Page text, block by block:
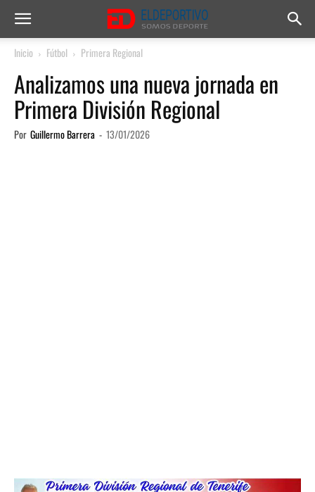
Inicio Fútbol Primera Regional
Analizamos una nueva jornada en
Primera División Regional
Por Guillermo Barrera - 13/01/2026